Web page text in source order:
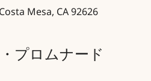
Mesa, CA 92626
プロムナード